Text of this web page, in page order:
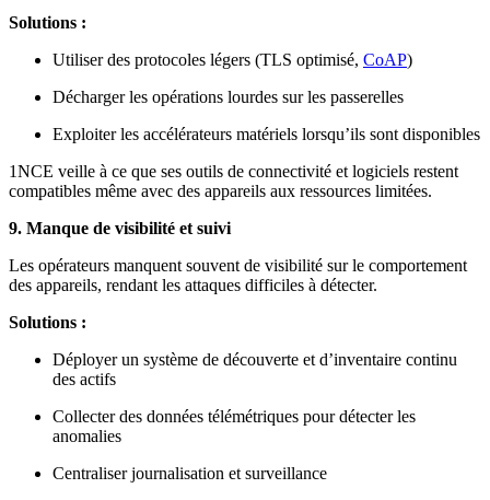
Solutions :
Utiliser des protocoles légers (TLS optimisé, CoAP)
Décharger les opérations lourdes sur les passerelles
Exploiter les accélérateurs matériels lorsqu’ils sont disponibles
1NCE veille à ce que ses outils de connectivité et logiciels restent
compatibles même avec des appareils aux ressources limitées.
9. Manque de visibilité et suivi
Les opérateurs manquent souvent de visibilité sur le comportement
des appareils, rendant les attaques difficiles à détecter.
Solutions :
Déployer un système de découverte et d’inventaire continu
des actifs
Collecter des données télémétriques pour détecter les
anomalies
Centraliser journalisation et surveillance